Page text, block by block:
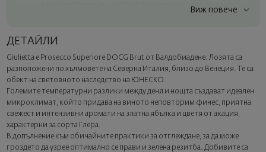
Seewines Пловдив - ул. "Княз Александър I", 45, Пловдив
Куриер на Seewines до адрес в рамките на град София
Изненадайте със стил
Добавете луксозна подаръчна опаковка и персонализирана
картичка с ваше пожелание. Изберете тази опция в
следващата стъпка от поръчката.
Виж повече
ДЕТАЙЛИ
Giulietta е Prosecco Superiore DOCG Brut от Валдобиадене. Лозята са
разположени по хълмовете наСеверна Италия, близо до Венеция. Те са
обект на световното наследство на ЮНЕСКО.
Големите температурни разлики между деня и нощта създават идеален
микроклимат, който придава на виното неповторим финес, приятна
свежест и интензивни аромати на златна ябълка и цветя от акация,
характерни за сорта Глера.
В допълнение към обичайните практики за отглеждане, за да може
гроздето да узрее оптимално се прави и зелена резитба. Добивите са